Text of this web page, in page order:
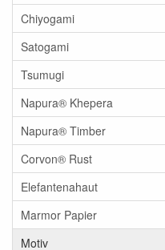
Chiyogami
Satogami
Tsumugi
Napura® Khepera
Napura® Timber
Corvon® Rust
Elefantenahaut
Marmor Papier
Motiv